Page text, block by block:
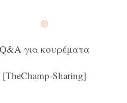
Q&A για κουρέματα
[TheChamp-Sharing]